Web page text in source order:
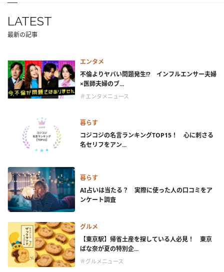
LATEST
最新の記事
エンタメ
不倫よりヤバい問題発生!? インフルエンサー夫婦
×医師夫婦のブ...
＃エンタメニュース
暮らす
コジコジの名言ランキングTOP15！ 心に刺さる
名セリフをアン...
暮らす
AI占いは当たる？ 実際に使った人の口コミをア
ンケート調査
グルメ
【東京駅】帰省土産を探している人必見！ 東京
ばな奈が夏の特別企...
＃グルメニュース